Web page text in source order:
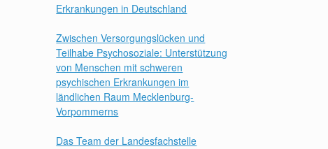
Erkrankungen in Deutschland
Zwischen Versorgungslücken und
Teilhabe Psychosoziale: Unterstützung
von Menschen mit schweren
psychischen Erkrankungen im
ländlichen Raum Mecklenburg-
Vorpommerns
Das Team der Landesfachstelle